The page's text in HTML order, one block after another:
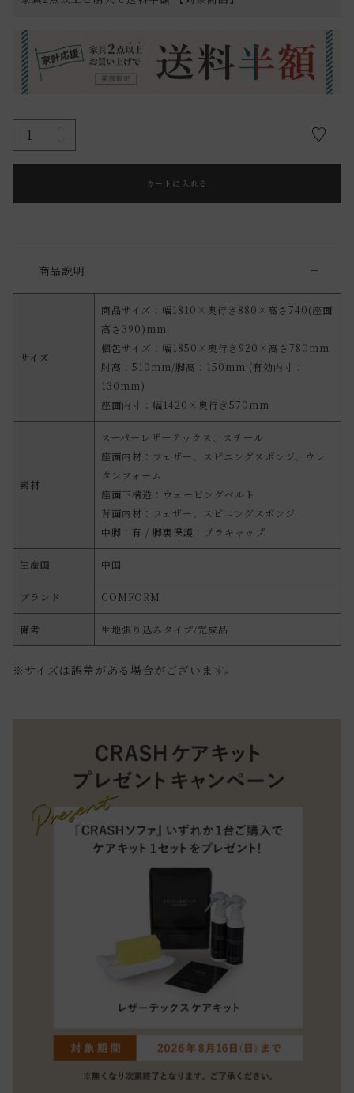
カートに入れる
商品説明
サイズ
商品サイズ：幅1810×奥行き880×高さ740(座面
高さ390)mm
梱包サイズ：幅1850×奥行き920×高さ780mm
肘高：510mm/脚高：150mm (有効内寸：
130mm)
座面内寸：幅1420×奥行き570mm
素材
スーパーレザーテックス、スチール
座面内材：フェザー、スピニングスポンジ、ウレ
タンフォーム
座面下構造：ウェービングベルト
背面内材：フェザー、スピニングスポンジ
中脚：有 / 脚裏保護：プラキャップ
生産国 中国
ブランド COMFORM
備考 生地張り込みタイプ/完成品
※サイズは誤差がある場合がございます。